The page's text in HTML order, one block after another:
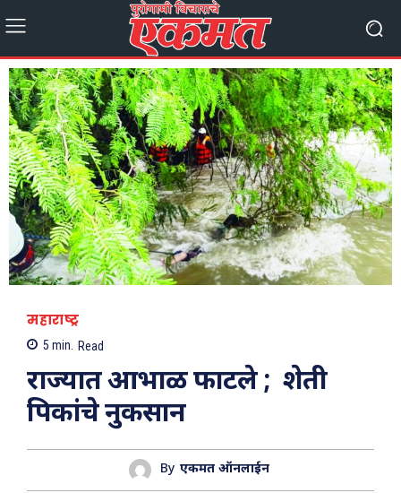
महाराष्ट्र
5 min. Read
राज्यात आभाळ फाटले ; शेती
पिकांचे नुकसान
By एकमत ऑनलाईन